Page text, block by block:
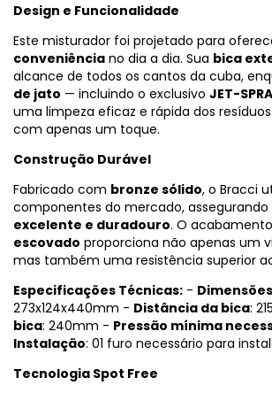
Design e Funcionalidade
Este misturador foi projetado para
conveniência no dia a dia. Sua bica
alcance de todos os cantos da cuba,
de jato — incluindo o exclusivo JET-
uma limpeza eficaz e rápida dos
com apenas um toque.
Construção Durável
Fabricado com bronze sólido, o Bracci
componentes do mercado,
excelente e duradouro. O
escovado proporciona não apenas um
mas também uma resistência superior
Especificações Técnicas: - Dimensões
273x124x440mm - Distância da bica:
bica: 240mm - Pressão mínima
Instalação: 01 furo necessário para
Tecnologia Spot Free